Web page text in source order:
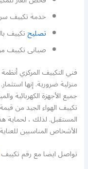
خدمة تكييف
تصليحتكييف
صيانى تكييف
فني التكييف المركزي
منزلية ضرورية. إنها
جميع الأجهزة الكهربائية
تكييف الهواء الجيد من
المستقبل. لذلك ، لحماية
الأشخاص المناسبين
تواصل ايضا مع رقم تكييف